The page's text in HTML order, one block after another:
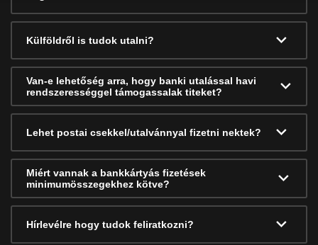
Külföldről is tudok utalni?
Van-e lehetőség arra, hogy banki utalással havi
rendszerességgel támogassalak titeket?
Lehet postai csekkel/utalvánnyal fizetni nektek?
Miért vannak a bankkártyás fizetések
minimumösszegekhez kötve?
Hírlevélre hogy tudok feliratkozni?